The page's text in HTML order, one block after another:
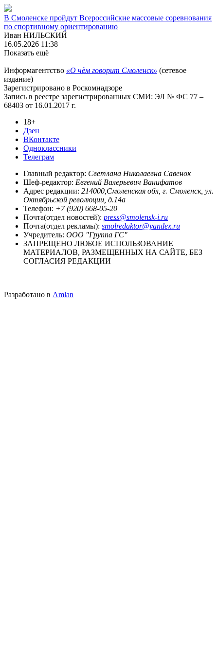
В Смоленске пройдут Всероссийские массовые соревнования
по спортивному ориентированию
Иван НИЛЬСКИЙ
16.05.2026 11:38
Показать ещё
Информагентство «О чём говорит Смоленск» (сетевое
издание)
Зарегистрировано в Роскомнадзоре
Запись в реестре зарегистрированных СМИ: ЭЛ № ФС 77 –
68403 от 16.01.2017 г.
18+
Дзен
ВКонтакте
Одноклассники
Телеграм
Главный редактор: Светлана Николаевна Савенок
Шеф-редактор: Евгений Валерьевич Ванифатов
Адрес редакции: 214000,Смоленская обл, г. Смоленск, ул.
Октябрьской революции, д.14а
Телефон: +7 (920) 668-05-20
Почта(отдел новостей): press@smolensk-i.ru
Почта(отдел рекламы): smolredaktor@yandex.ru
Учредитель: ООО "Группа ГС"
ЗАПРЕЩЕНО ЛЮБОЕ ИСПОЛЬЗОВАНИЕ
МАТЕРИАЛОВ, РАЗМЕЩЕННЫХ НА САЙТЕ, БЕЗ
СОГЛАСИЯ РЕДАКЦИИ
Разработано в Amlan